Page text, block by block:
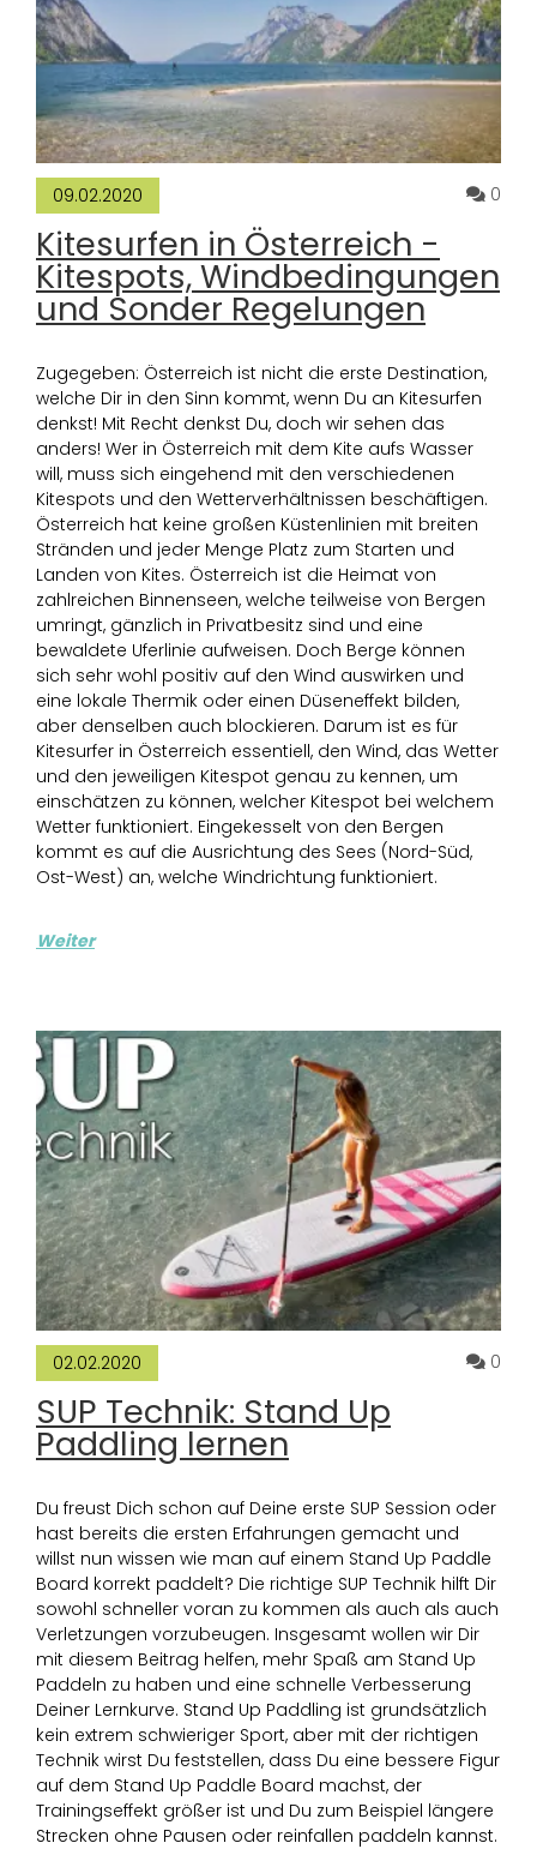
09.02.2020 0
Kitesurfen in Österreich -
Kitespots, Windbedingungen
und Sonder Regelungen
Zugegeben: Österreich ist nicht die erste Destination,
welche Dir in den Sinn kommt, wenn Du an Kitesurfen
denkst! Mit Recht denkst Du, doch wir sehen das
anders! Wer in Österreich mit dem Kite aufs Wasser
will, muss sich eingehend mit den verschiedenen
Kitespots und den Wetterverhältnissen beschäftigen.
Österreich hat keine großen Küstenlinien mit breiten
Stränden und jeder Menge Platz zum Starten und
Landen von Kites. Österreich ist die Heimat von
zahlreichen Binnenseen, welche teilweise von Bergen
umringt, gänzlich in Privatbesitz sind und eine
bewaldete Uferlinie aufweisen. Doch Berge können
sich sehr wohl positiv auf den Wind auswirken und
eine lokale Thermik oder einen Düseneffekt bilden,
aber denselben auch blockieren. Darum ist es für
Kitesurfer in Österreich essentiell, den Wind, das Wetter
und den jeweiligen Kitespot genau zu kennen, um
einschätzen zu können, welcher Kitespot bei welchem
Wetter funktioniert. Eingekesselt von den Bergen
kommt es auf die Ausrichtung des Sees (Nord-Süd,
Ost-West) an, welche Windrichtung funktioniert.
Weiter
02.02.2020 0
SUP Technik: Stand Up
Paddling lernen
Du freust Dich schon auf Deine erste SUP Session oder
hast bereits die ersten Erfahrungen gemacht und
willst nun wissen wie man auf einem Stand Up Paddle
Board korrekt paddelt? Die richtige SUP Technik hilft Dir
sowohl schneller voran zu kommen als auch als auch
Verletzungen vorzubeugen. Insgesamt wollen wir Dir
mit diesem Beitrag helfen, mehr Spaß am Stand Up
Paddeln zu haben und eine schnelle Verbesserung
Deiner Lernkurve. Stand Up Paddling ist grundsätzlich
kein extrem schwieriger Sport, aber mit der richtigen
Technik wirst Du feststellen, dass Du eine bessere Figur
auf dem Stand Up Paddle Board machst, der
Trainingseffekt größer ist und Du zum Beispiel längere
Strecken ohne Pausen oder reinfallen paddeln kannst.